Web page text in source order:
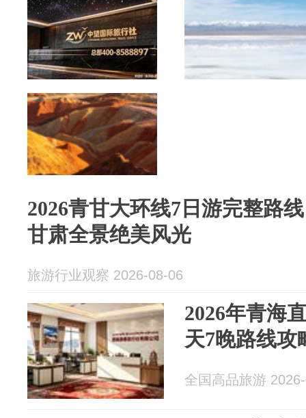
2026青甘大环线7日游完整路
甘肃全景绝美风光
旅游行业观察 2026-08-06
2026年青海
天7晚路线攻
全国高品旅游